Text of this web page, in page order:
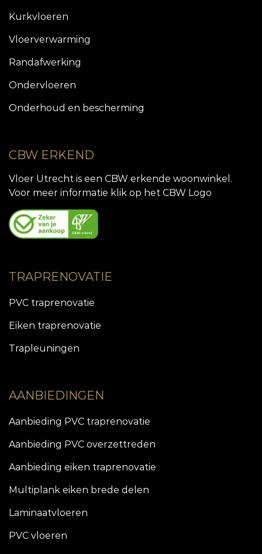
Kurkvloeren
Vloerverwarming
Randafwerking
Ondervloeren
Onderhoud en bescherming
CBW ERKEND
Vloer Utrecht is een CBW erkende woonwinkel.
Voor meer informatie klik op het CBW Logo
TRAPRENOVATIE
PVC traprenovatie
Eiken traprenovatie
Trapleuningen
AANBIEDINGEN
Aanbieding PVC traprenovatie
Aanbieding PVC overzettreden
Aanbieding eiken traprenovatie
Multiplank eiken brede delen
Laminaatvloeren
PVC vloeren